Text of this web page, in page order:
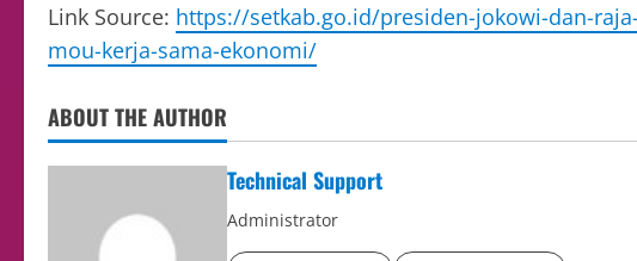
Link Source: https://setkab.go.id/presiden-jokowi-dan-
mou-kerja-sama-ekonomi/
ABOUT THE AUTHOR
Technical Support
Administrator